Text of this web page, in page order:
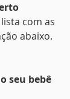
com as
abaixo.
seu bebê